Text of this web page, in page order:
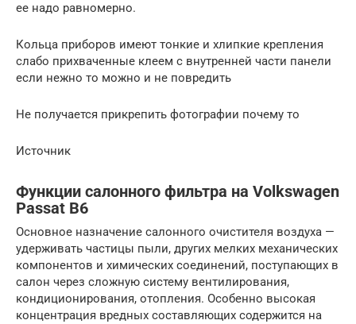
ее надо равномерно.
Кольца приборов имеют тонкие и хлипкие крепления
слабо прихваченные клеем с внутренней части панели
если нежно то можно и не повредить
Не получается прикрепить фотографии почему то
Источник
Функции салонного фильтра на Volkswagen
Passat B6
Основное назначение салонного очистителя воздуха —
удерживать частицы пыли, других мелких механических
компонентов и химических соединений, поступающих в
салон через сложную систему вентилирования,
кондиционирования, отопления. Особенно высокая
концентрация вредных составляющих содержится на